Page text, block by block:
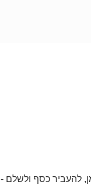
להעביר כסף ולשלם -